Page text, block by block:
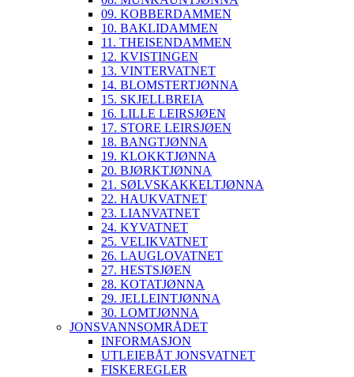
09. KOBBERDAMMEN
10. BAKLIDAMMEN
11. THEISENDAMMEN
12. KVISTINGEN
13. VINTERVATNET
14. BLOMSTERTJØNNA
15. SKJELLBREIA
16. LILLE LEIRSJØEN
17. STORE LEIRSJØEN
18. BANGTJØNNA
19. KLOKKTJØNNA
20. BJØRKTJØNNA
21. SØLVSKAKKELTJØNNA
22. HAUKVATNET
23. LIANVATNET
24. KYVATNET
25. VELIKVATNET
26. LAUGLOVATNET
27. HESTSJØEN
28. KOTATJØNNA
29. JELLEINTJØNNA
30. LOMTJØNNA
JONSVANNSOMRÅDET
INFORMASJON
UTLEIEBÅT JONSVATNET
FISKEREGLER